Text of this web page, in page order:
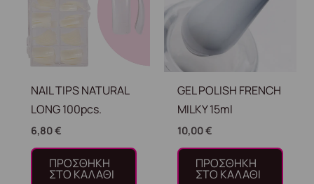
NAIL TIPS NATURAL
LONG 100pcs.
6,80€
ΠΡΟΣΘΉΚΗ
ΣΤΟ ΚΑΛΆΘΙ
GEL POLISH FRENCH
MILKY 15ml
10,00€
ΠΡΟΣΘΉΚΗ
ΣΤΟ ΚΑΛΆΘΙ